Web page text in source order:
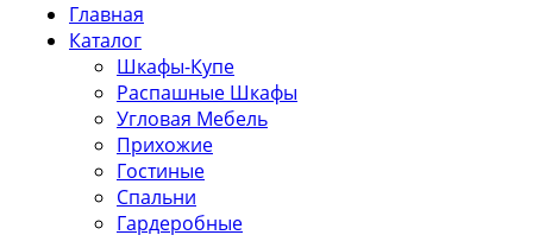
Главная
Каталог
Шкафы-Купе
Распашные Шкафы
Угловая Мебель
Прихожие
Гостиные
Спальни
Гардеробные